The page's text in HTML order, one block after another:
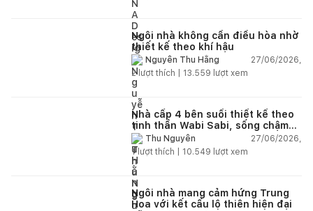
Ngôi nhà không cần điều hòa nhờ
thiết kế theo khí hậu
Nguyễn Thu Hằng
27/06/2026,
2lượt thích | 13.559 lượt xem
Nhà cấp 4 bên suối thiết kế theo
tinh thần Wabi Sabi, sống chậm
giữa thiên nhiên
Thu Nguyễn
27/06/2026,
1lượt thích | 10.549 lượt xem
Ngôi nhà mang cảm hứng Trung
Hoa với kết cấu lộ thiên hiện đại